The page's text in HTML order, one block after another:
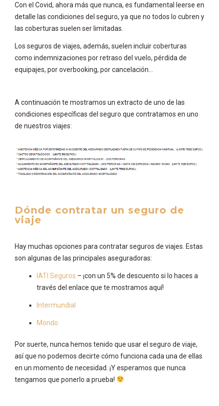
Con el Covid, ahora más que nunca, es fundamental leerse en
detalle las condiciones del seguro, ya que no todos lo cubren y
las coberturas suelen ser limitadas.
Los seguros de viajes, además, suelen incluir coberturas
como indemnizaciones por retraso del vuelo, pérdida de
equipajes, por overbooking, por cancelación…
A continuación te mostramos un extracto de uno de las
condiciones específicas del seguro que contratamos en uno
de nuestros viajes:
Dónde contratar un seguro de
viaje
Hay muchas opciones para contratar seguros de viajes. Estas
son algunas de las principales aseguradoras:
IATI Seguros – ¡con un 5% de descuento si lo haces a
través del enlace que te mostramos aquí!
Intermundial
Mondo
Por suerte, nunca hemos tenido que usar el seguro de viaje,
así que no podemos decirte cómo funciona cada una de ellas
en un momento de necesidad. ¡Y esperamos que nunca
tengamos que ponerlo a prueba!